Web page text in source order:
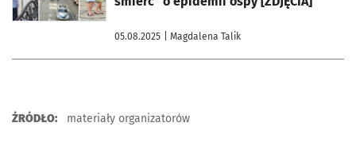
05.08.2025 | Magdalena Talik
ŹRÓDŁO: materiały organizatorów